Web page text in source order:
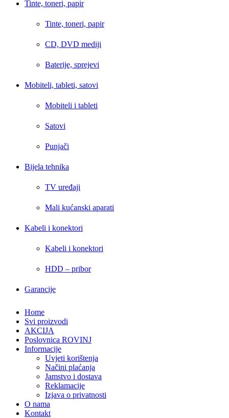
Tinte, toneri, papir
Tinte, toneri, papir
CD, DVD mediji
Baterije, sprejevi
Mobiteli, tableti, satovi
Mobiteli i tableti
Satovi
Punjači
Bijela tehnika
TV uređaji
Mali kućanski aparati
Kabeli i konektori
Kabeli i konektori
HDD – pribor
Garancije
Home
Svi proizvodi
AKCIJA
Poslovnica ROVINJ
Informacije
Uvjeti korištenja
Načini plaćanja
Jamstvo i dostava
Reklamacije
Izjava o privatnosti
O nama
Kontakt